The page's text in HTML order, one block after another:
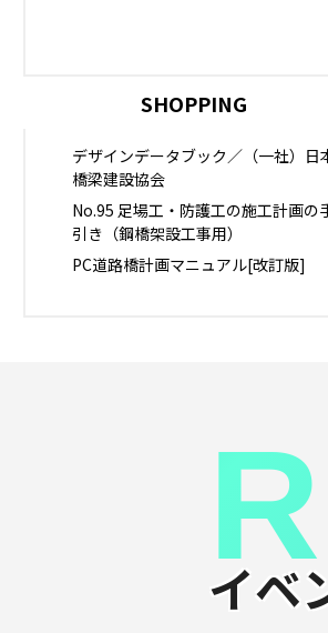
SHOPPING
デザインデータブック／（一社）日
橋梁建設協会
No.95 足場工・防護工の施工計画の
引き（鋼橋架設工事用）
PC道路橋計画マニュアル[改訂版]
イベ